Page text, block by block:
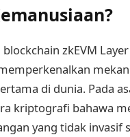
blockchain zkEVM
di dunia. Pada
kriptografi bahawa
yang tidak invasif